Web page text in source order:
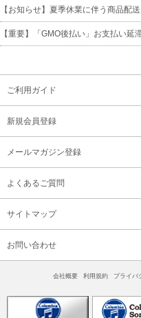
【お知らせ】夏季休業に伴う商品配
【重要】「GMO後払い」お支払い
ご利用ガイド
新規会員登録
メールマガジン登録
よくあるご質問
サイトマップ
お問い合わせ
会社概要 利用規約 プライバ